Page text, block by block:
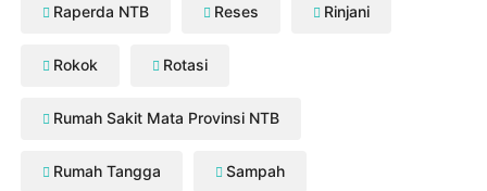
Raperda NTB Reses Rinjani
Rokok Rotasi
Rumah Sakit Mata Provinsi NTB
Rumah Tangga Sampah